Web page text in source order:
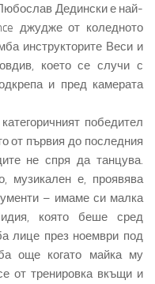
Дедински е най-
джудже от коледното
инструкторите Веси и
което се случи с
и пред камерата
победител
от първия до последния
не спря да танцува.
музикален е, проявява
– имаме си малка
която беше сред
лице през ноември под
още когато майка му
от тренировка вкъщи и